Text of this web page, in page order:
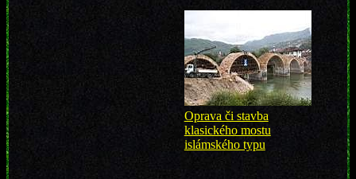
Oprava či stavba
klasického mostu
islámského typu